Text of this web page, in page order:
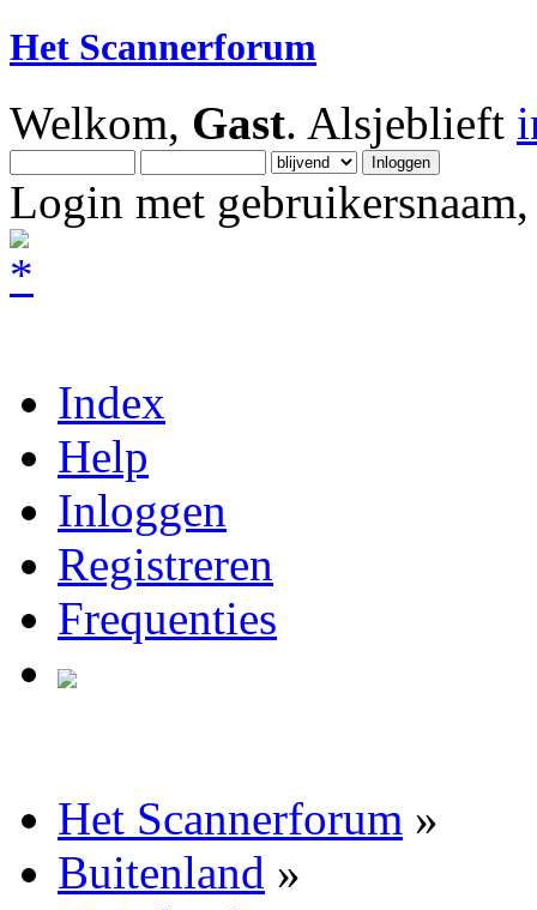
Het Scannerforum
Welkom, Gast. Alsjeblieft
Login met
Index
Help
Inloggen
Registreren
Frequenties
Het Scannerforum »
Buitenland »